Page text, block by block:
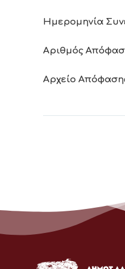
Ημερομηνία
Αριθμός
Αρχείο